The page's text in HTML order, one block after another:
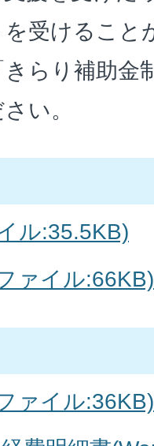
受けること
らり補助金
い。
ル:35.5KB)
ァイル:66KB)
ァイル:36KB)